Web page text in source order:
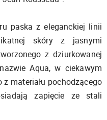
paska z eleganckiej linii
skóry z jasnymi
z dziurkowanej
Aqua, w ciekawym
materiału pochodzącego
zapięcie ze stali